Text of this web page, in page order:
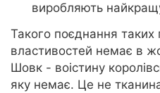
виробляють
Такого поєднання
властивостей немає в
Шовк - воістину
яку немає. Це не